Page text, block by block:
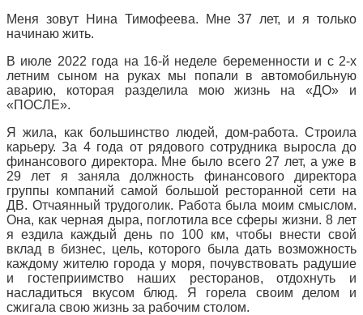
Меня зовут Нина Тимофеева. Мне 37 лет, и я только
начинаю жить.
В июле 2022 года на 16-й неделе беременности и с 2-х
летним сыном на руках мы попали в автомобильную
аварию, которая разделила мою жизнь на «ДО» и
«ПОСЛЕ».
Я жила, как большинство людей, дом-работа. Строила
карьеру. За 4 года от рядового сотрудника выросла до
финансового директора. Мне было всего 27 лет, а уже в
29 лет я заняла должность финансового директора
группы компаний самой большой ресторанной сети на
ДВ. Отчаянный трудоголик. Работа была моим смыслом.
Она, как черная дыра, поглотила все сферы жизни. 8 лет
я ездила каждый день по 100 км, чтобы внести свой
вклад в бизнес, цель, которого была дать возможность
каждому жителю города у моря, почувствовать радушие
и гостеприимство наших ресторанов, отдохнуть и
насладиться вкусом блюд. Я горела своим делом и
сжигала свою жизнь за рабочим столом.